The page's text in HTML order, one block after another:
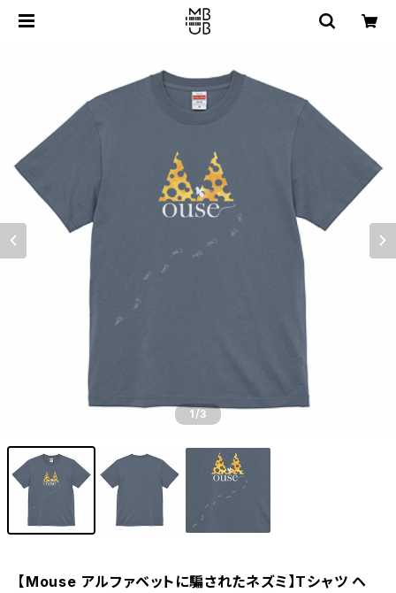
1/3
【Mouse アルファベットに騙されたネズミ】Tシャツ ヘ